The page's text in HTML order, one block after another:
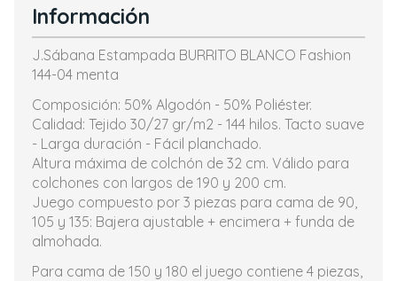
Información
J.Sábana Estampada BURRITO BLANCO Fashion
144-04 menta
Composición: 50% Algodón - 50% Poliéster.
Calidad: Tejido 30/27 gr/m2 - 144 hilos. Tacto suave
- Larga duración - Fácil planchado.
Altura máxima de colchón de 32 cm. Válido para
colchones con largos de 190 y 200 cm.
Juego compuesto por 3 piezas para cama de 90,
105 y 135: Bajera ajustable + encimera + funda de
almohada.
Para cama de 150 y 180 el juego contiene 4 piezas,